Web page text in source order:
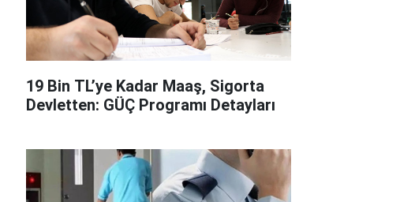
19 Bin TL’ye Kadar Maaş, Sigorta
Devletten: GÜÇ Programı Detayları